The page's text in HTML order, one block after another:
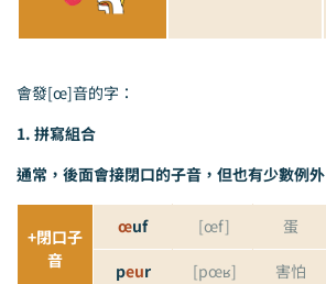
會發[œ]音的字：
1. 拼寫組合
通常，後面會接閉口的子音，但也有少數例外
+閉口子
音
œuf [œf] 蛋
peur [pœʁ] 害怕